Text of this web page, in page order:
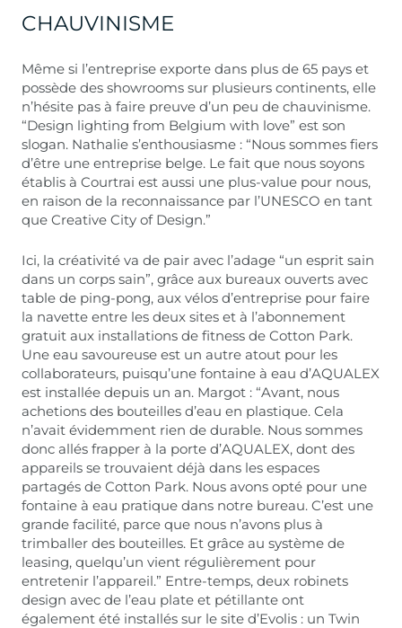
CHAUVINISME
Même si l’entreprise exporte dans plus de 65 pays et
possède des showrooms sur plusieurs continents, elle
n’hésite pas à faire preuve d’un peu de chauvinisme.
“Design lighting from Belgium with love” est son
slogan. Nathalie s’enthousiasme : “Nous sommes fiers
d’être une entreprise belge. Le fait que nous soyons
établis à Courtrai est aussi une plus-value pour nous,
en raison de la reconnaissance par l’UNESCO en tant
que Creative City of Design.”
Ici, la créativité va de pair avec l’adage “un esprit sain
dans un corps sain”, grâce aux bureaux ouverts avec
table de ping-pong, aux vélos d’entreprise pour faire
la navette entre les deux sites et à l’abonnement
gratuit aux installations de fitness de Cotton Park.
Une eau savoureuse est un autre atout pour les
collaborateurs, puisqu’une fontaine à eau d’AQUALEX
est installée depuis un an. Margot : “Avant, nous
achetions des bouteilles d’eau en plastique. Cela
n’avait évidemment rien de durable. Nous sommes
donc allés frapper à la porte d’AQUALEX, dont des
appareils se trouvaient déjà dans les espaces
partagés de Cotton Park. Nous avons opté pour une
fontaine à eau pratique dans notre bureau. C’est une
grande facilité, parce que nous n’avons plus à
trimballer des bouteilles. Et grâce au système de
leasing, quelqu’un vient régulièrement pour
entretenir l’appareil.” Entre-temps, deux robinets
design avec de l’eau plate et pétillante ont
également été installés sur le site d’Evolis : un Twin